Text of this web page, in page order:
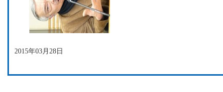
2015年03月28日